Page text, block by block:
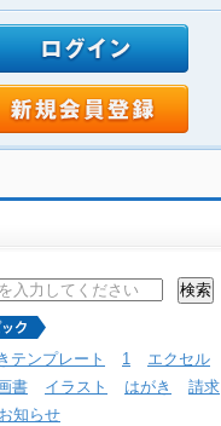
テンプレート 1 エクセル
書 イラスト はがき
請求
お知らせ